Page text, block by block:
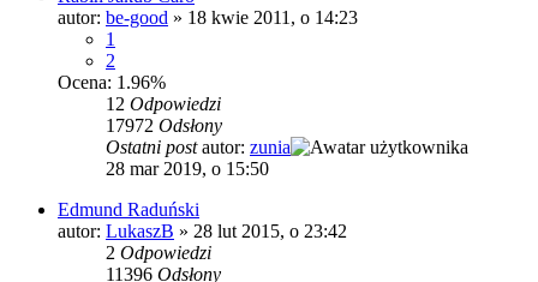
autor: be-good » 18 kwie 2011, o 14:23
1
2
Ocena: 1.96%
12 Odpowiedzi
17972 Odsłony
Ostatni postautor: zunia
28 mar 2019, o 15:50
Edmund Raduński
autor: LukaszB » 28 lut 2015, o 23:42
2 Odpowiedzi
11396 Odsłony